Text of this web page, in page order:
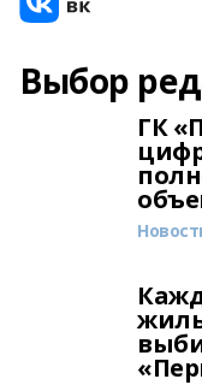
Выбор
ГК